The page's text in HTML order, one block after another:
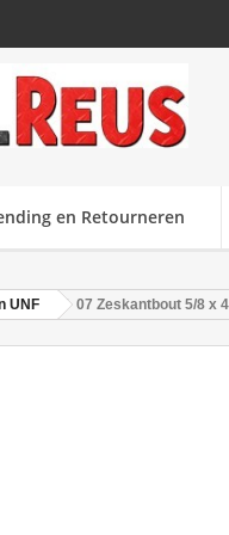
en Retourneren
UNF 07 Zeskantbout 5/8 x